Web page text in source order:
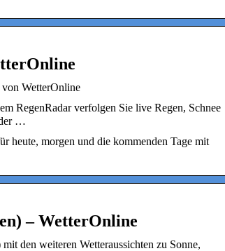
von WetterOnline
RegenRadar verfolgen Sie live Regen, Schnee
…
heute, morgen und die kommenden Tage mit
– WetterOnline
den weiteren Wetteraussichten zu Sonne,